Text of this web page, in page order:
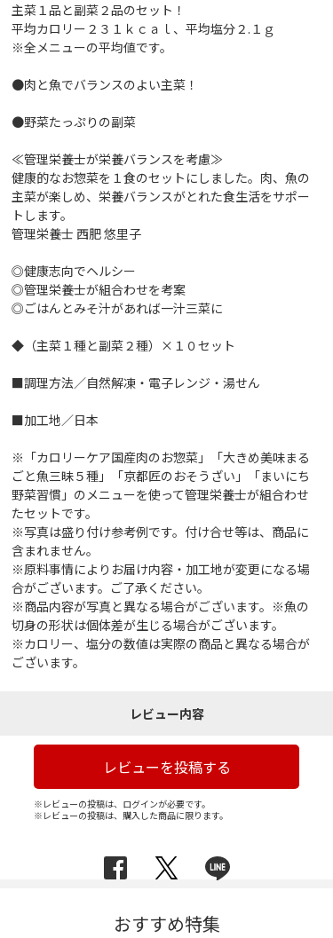
主菜１品と副菜２品のセット！
平均カロリー２３１ｋｃａｌ、平均塩分２.１ｇ
※全メニューの平均値です。
●肉と魚でバランスのよい主菜！
●野菜たっぷりの副菜
≪管理栄養士が栄養バランスを考慮≫
健康的なお惣菜を１食のセットにしました。肉、魚の
主菜が楽しめ、栄養バランスがとれた食生活をサポー
トします。
管理栄養士 西肥 悠里子
◎健康志向でヘルシー
◎管理栄養士が組合わせを考案
◎ごはんとみそ汁があれば一汁三菜に
◆（主菜１種と副菜２種）×１０セット
■調理方法／自然解凍・電子レンジ・湯せん
■加工地／日本
※「カロリーケア国産肉のお惣菜」「大きめ美味まる
ごと魚三昧５種」「京都匠のおそうざい」「まいにち
野菜習慣」のメニューを使って管理栄養士が組合わせ
たセットです。
※写真は盛り付け参考例です。付け合せ等は、商品に
含まれません。
※原料事情によりお届け内容・加工地が変更になる場
合がございます。ご了承ください。
※商品内容が写真と異なる場合がございます。※魚の
切身の形状は個体差が生じる場合がございます。
※カロリー、塩分の数値は実際の商品と異なる場合が
ございます。
レビュー内容
レビューを投稿する
※レビューの投稿は、ログインが必要です。
※レビューの投稿は、購入した商品に限ります。
おすすめ特集